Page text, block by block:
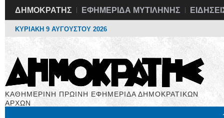
ΔΗΜΟΚΡΑΤΗΣ ΕΦΗΜΕΡΙΔΑ ΜΥΤΙΛΗΝΗΣ
ΚΥΡΙΑΚΗ 9 ΑΥΓΟΥΣΤΟΥ 2026
ΚΑΘΗΜΕΡΙΝΗ ΠΡΩΙΝΗ ΕΦΗΜΕΡΙΔΑ ΔΗΜΟΚΡΑΤΙΚΩΝ
ΑΡΧΩΝ